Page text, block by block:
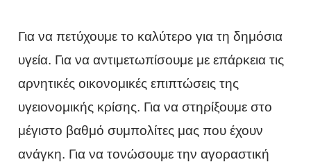
Για να πετύχουμε το καλύτερο για τη δημόσια
υγεία. Για να αντιμετωπίσουμε με επάρκεια τις
αρνητικές οικονομικές επιπτώσεις της
υγειονομικής κρίσης. Για να στηρίξουμε στο
μέγιστο βαθμό συμπολίτες μας που έχουν
ανάγκη. Για να τονώσουμε την αγοραστική